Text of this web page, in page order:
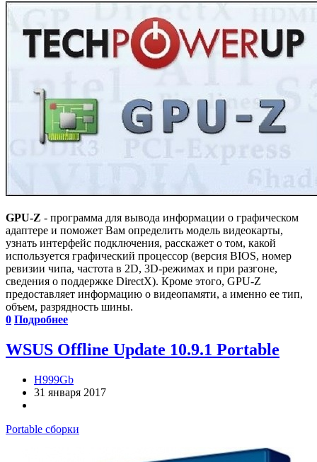
GPU-Z - программа для вывода информации о графическом
адаптере и поможет Вам определить модель видеокарты,
узнать интерфейс подключения, расскажет о том, какой
используется графический процессор (версия BIOS, номер
ревизии чипа, частота в 2D, 3D-режимах и при разгоне,
сведения о поддержке DirectX). Кроме этого, GPU-Z
предоставляет информацию о видеопамяти, а именно ее тип,
объем, разрядность шины.
0 Подробнее
WSUS Offline Update 10.9.1 Portable
H999Gb
31 января 2017
Portable сборки